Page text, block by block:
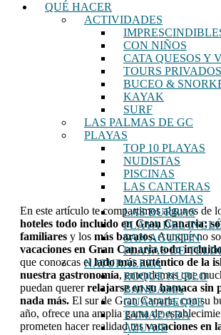
QUÉ HACER
ACTIVIDADES
CON NIÑOS
CATA QUESOS Y
TOURS PRIVADOS
BUCEO &
KAYAK
SURF
LAS PALMAS DE GC
PLAYAS
TOP 10 PLAYAS
NUDISTAS
PISCINAS
LAS CANTERAS
MASPALOMAS
LAS BURRAS
PLAYA DEL
SAN AGUSTÍN
PLAYAS DE
NATURALEZA
ROQUE NUBLO
BANDAMA
GUAYADEQUE
TAMADABA
AZUAJE
En este artículo te compartimos algunos de
hoteles todo incluido en Gran Canaria:
familiares y los más baratos.Aunque no
vacaciones en Gran Canaria todo
que conozcas ellado más auténtico de la
nuestra gastronomía, entendemos que
puedan quererrelajarse en su hamaca sin
nada más. El sur de Gran Canaria, con su
año, ofrece una amplia gama de
prometen hacer realidad tusvacaciones en